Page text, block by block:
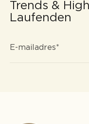
Trends &
Laufenden
mailadres
E-mailadres*